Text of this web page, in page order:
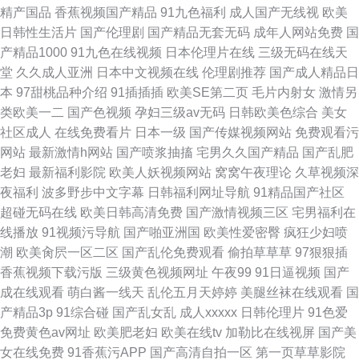
精产国品 香蕉视频国产精品 91九色福利 成人国产无线视 欧美
日韩性生活片 国产伦理剧 国产精品无套无码 成年人网站免费 国
产精品1000 91九色在线视频 日本伦理片在线 三级无码在线天
堂 久久成人亚洲 日本中文视频在线 伦理剧推荐 国产成人精品日
本 97甜桃品种介绍 91插插插 欧美SE第二页 毛片内射女 激情另
类欧美一二 国产色视频 孕妇三级av无码 日韩欧美色综合 美女
社区成人 在线免费看片 日本一级 国产传媒视频网站 免费观看污
网站 最新激情h网站 国产喷浆抽搐 宅男久久国产精品 国产乱肥
老妇 最新福利影院 欧美人妖视频网站 窝窝午夜理论 久草视频深
夜福利 波多野步中文字幕 日韩福利网址导航 91精品国产社区
超碰无码在线 欧美日韩高清免费 国产激情视频三区 宅男福利在
线播放 91视频污导航 国产啪亚洲国 欧美性爱密臀 疯狂少妇喷
潮 欧美肏屄一区二区 国产乱伦免费观看 偷拍草草草 97狠狠插
香蕉视频下载污版 三级黄色视频网址 午夜99 91日逼视频 国产
成在线观看 萌白酱一线天 乱伦五月天婷婷 美腿丝袜在线观看 国
产精品3p 91综合碰 国产乱女乱 成人xxxxx 日韩伦理片 91色爱
免费黄色av网址 欧美肥老妇 欧美在线tv 加勒比在线视屏 国产美
女在线免费 91香蕉污APP 国产高清自拍一区 第一页草草影院